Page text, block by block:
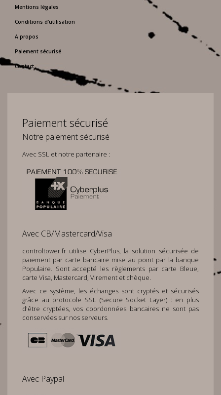
Mentions légales
Conditions d'utilisation
A propos
Paiement sécurisé
Contact
Paiement sécurisé
Notre paiement sécurisé
Avec SSL et notre partenaire :
Avec CB/Mastercard/Visa
controltower.fr utilise CyberPlus, la solution sécurisée de
paiement par carte bancaire mise au point par la banque
Populaire. Sont accepté les règlements par carte Bleue,
carte Visa, Mastercard, Virement et chèque.
Avec ce système, les échanges sont cryptés et sécurisés
grâce au protocole SSL (Secure Socket Layer) : en plus
d'être cryptées, vos coordonnées bancaires ne sont pas
conservées sur nos serveurs.
Avec Paypal